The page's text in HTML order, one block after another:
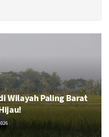
Wilayah Paling Barat